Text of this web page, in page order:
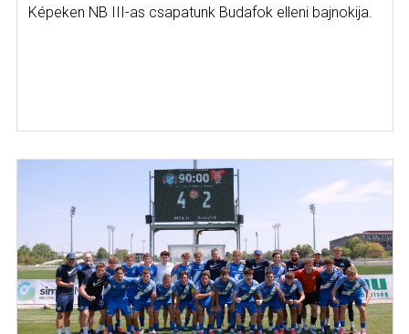
Képeken NB III-as csapatunk Budafok elleni bajnokija.